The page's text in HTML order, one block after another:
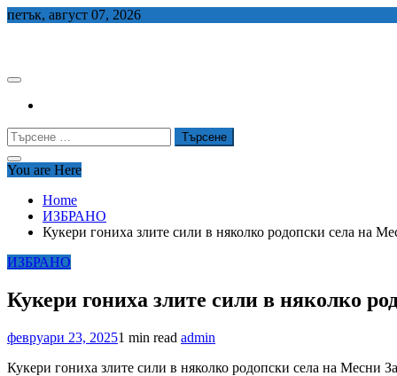
Skip
петък, август 07, 2026
Търсене
за:
You are Here
Home
ИЗБРАНО
Кукери гониха злите сили в няколко родопски села на
ИЗБРАНО
Кукери гониха злите сили в няколко
февруари 23, 20251 min read admin
Кукери гониха злите сили в няколко родопски села на Месни